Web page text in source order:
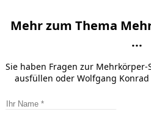
Mehr zum Thema
...
Sie haben Fragen zur
ausfüllen oder Wolfgang